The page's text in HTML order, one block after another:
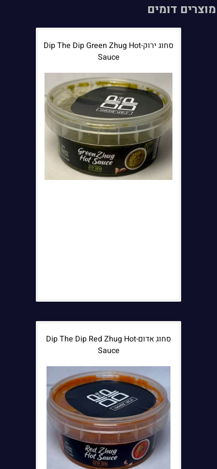
מוצרים דומים
סחוג ירוק-Dip The Dip Green Zhug Hot
Sauce
סחוג אדום-Dip The Dip Red Zhug Hot
Sauce